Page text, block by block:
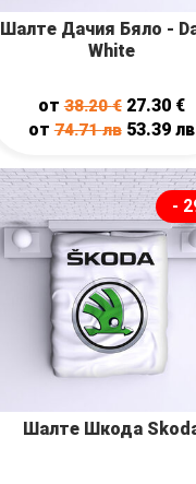
Шалте Дачия Бяло -
White
от38.20€ 27.30 €
от74.71лв 53.39 лв
-
Шалте Шкода